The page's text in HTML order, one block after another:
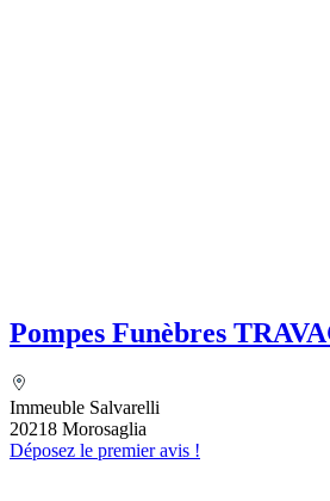
Pompes Funèbres
secondaire Pompes
Grégoire TRAVAGLINI
Immeuble Salvarelli
20218 Morosaglia
Déposez le premier avis !